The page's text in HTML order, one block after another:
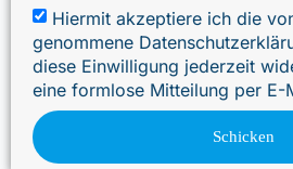
Hiermit akzeptiere ich die
genommene
diese Einwilligung jederzeit
eine formlose Mitteilung per E-
Schicken